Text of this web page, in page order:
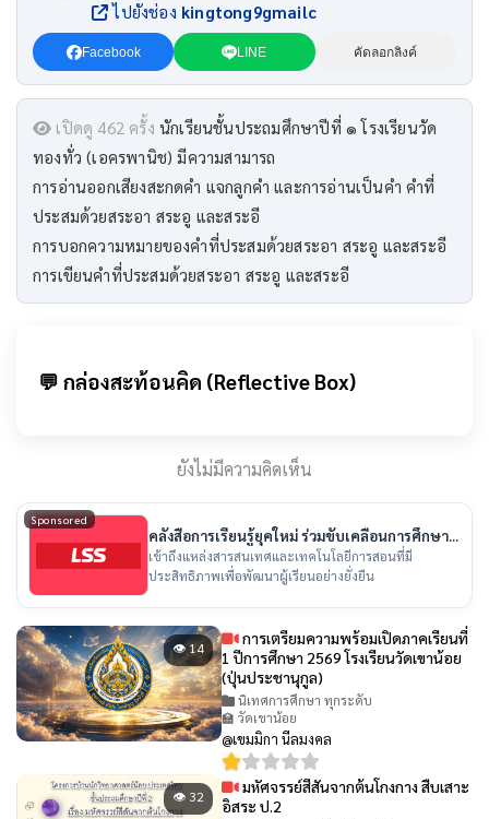
ไปยังช่อง kingtong9gmailc
Facebook LINE คัดลอกลิงค์
เปิดดู 462 ครั้ง นักเรียนชั้นประถมศึกษาปีที่ ๑ โรงเรียนวัด
ทองทั่ว (เอครพานิช) มีความสามารถ
การอ่านออกเสียงสะกดคำ แจกลูกคำ และการอ่านเป็นคำ คำที่
ประสมด้วยสระอา สระอู และสระอี
การบอกความหมายของคำที่ประสมด้วยสระอา สระอู และสระอี
การเขียนคำที่ประสมด้วยสระอา สระอู และสระอี
💬 กล่องสะท้อนคิด (Reflective Box)
ยังไม่มีความคิดเห็น
Sponsored
คลังสื่อการเรียนรู้ยุคใหม่ ร่วมขับเคลื่อนการศึกษา
ไทย
เข้าถึงแหล่งสารสนเทศและเทคโนโลยีการสอนที่มี
ประสิทธิภาพเพื่อพัฒนาผู้เรียนอย่างยั่งยืน
👁 14
การเตรียมความพร้อมเปิดภาคเรียนที่
1 ปีการศึกษา 2569 โรงเรียนวัดเขาน้อย
(ปุ่นประชานุกูล)
นิเทศการศึกษา ทุกระดับ
🏫 วัดเขาน้อย
@เขมมิกา นีลมงคล
👁 32
มหัศจรรย์สีสันจากต้นโกงกาง สืบเสาะ
อิสระ ป.2